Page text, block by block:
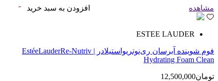
مشاهده افزودن به سبد خرید
ESTEE LAUDER
فوم شوینده آبرسان ری‌نوتریواستیلادر | EstéeLauderRe-Nutriv
Hydrating Foam Clean
تومان12,500,000